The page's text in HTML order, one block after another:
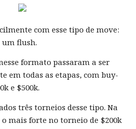
com esse tipo de move:
um flush.
formato passaram a ser
em todas as etapas, com buy-
e $500k.
três torneios desse tipo. Na
mais forte no torneio de $200k